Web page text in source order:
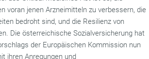
voran jenen Arzneimitteln zu verbessern, die
bedroht sind, und die Resilienz von
Die österreichische Sozialversicherung hat
der Europäischen Kommission nun
ihren Anregungen und